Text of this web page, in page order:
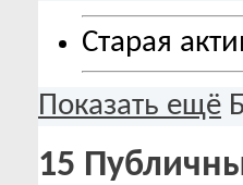
Старая
Показать ещё
15